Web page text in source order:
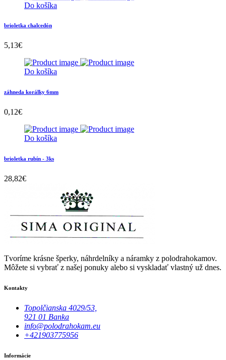
Do košíka
brioletka chalcedón
5,13€
Do košíka
záhneda korálky 6mm
0,12€
Do košíka
brioletka rubín - 3ks
28,82€
Tvoríme krásne šperky, náhrdelníky a náramky z polodrahokamov.
Môžete si vybrať z našej ponuky alebo si vyskladať vlastný už dnes.
Kontakty
Topolčianska 4029/53,
921 01 Banka
info@polodrahokam.eu
+421903775956
Informácie